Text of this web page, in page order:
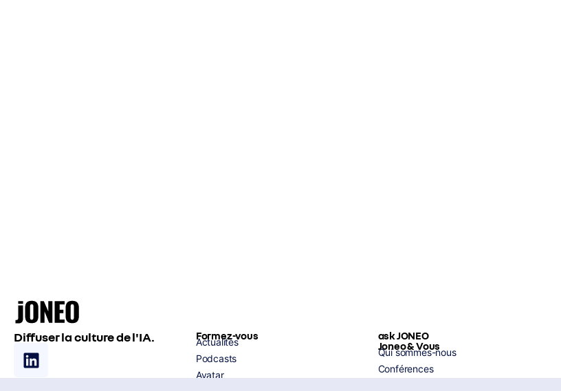
Diffuser la culture de l'IA. Formez-vous
Actualités
Podcasts
Avatar
ask JONEO
Joneo & Vous
Qui sommes-nous
Conférences